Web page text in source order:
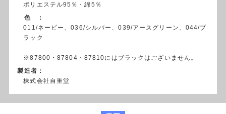
ポリエステル95％・綿5％
色 ：
011/ネービー、036/シルバー、039/アースグリーン、044/ブ
ラック
※87800・87804・87810にはブラックはございません。
製造者：
株式会社自重堂